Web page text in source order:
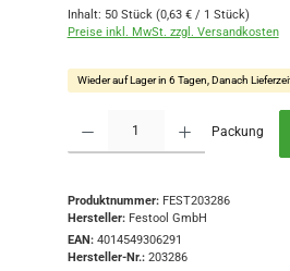
Inhalt: 50 Stück (0,63 € / 1 Stück)
Preise inkl. MwSt. zzgl. Versandkosten
Wieder auf Lager in 6 Tagen, Danach
Packung
Produktnummer: FEST203286
Hersteller: Festool GmbH
EAN: 4014549306291
Hersteller-Nr.: 203286